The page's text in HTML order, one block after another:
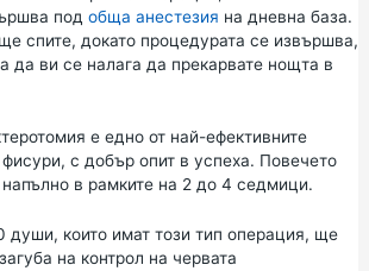
под обща анестезия на дневна база.
спите, докато процедурата се извършва,
да ви се налага да прекарвате нощта в
е едно от най-ефективните
с добър опит в успеха. Повечето
в рамките на 2 до 4 седмици.
души, които имат този тип операция, ще
на контрол на червата